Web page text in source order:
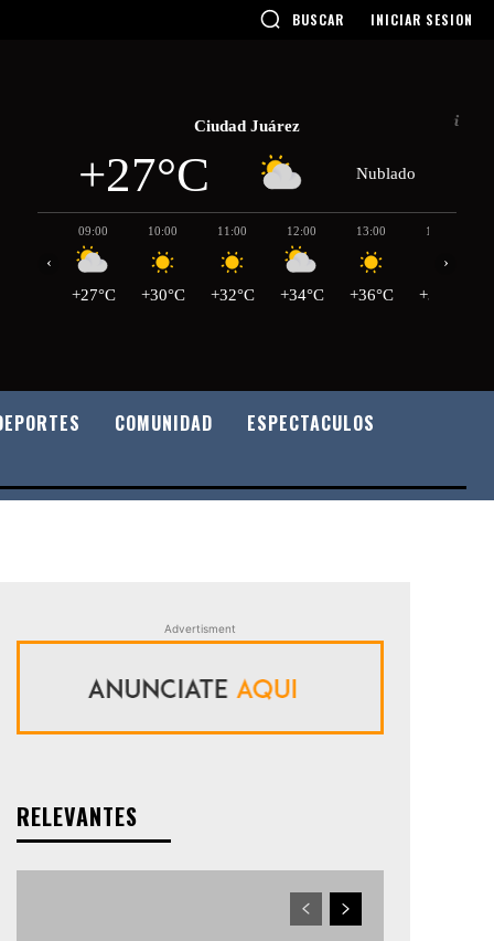
BUSCAR INICIAR SESION
Ciudad Juárez
+27°C Nublado
09:00
+27°C
10:00
+30°C
11:00
+32°C
12:00
+34°C
13:00
+36°C
14:00
+38°C
‹ ›
COMUNIDAD
ESPECTACULOS
Advertisment
RELEVANTES